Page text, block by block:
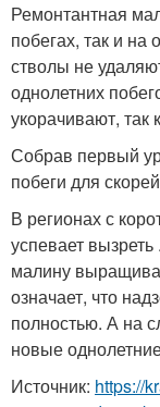
Ремонтантная
побегах, так и на
стволы не
однолетних
укорачивают, так
Собрав первый
побеги для
В регионах с
успевает
малину
означает, что
полностью. А на
новые
Источник: https://